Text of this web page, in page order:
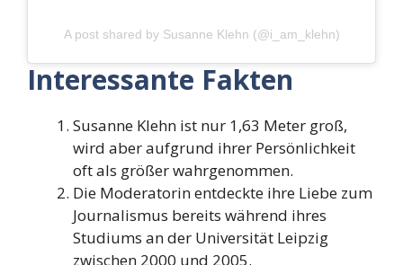
A post shared by Susanne Klehn (@i_am_klehn)
Interessante Fakten
Susanne Klehn ist nur 1,63 Meter groß,
wird aber aufgrund ihrer Persönlichkeit
oft als größer wahrgenommen.
Die Moderatorin entdeckte ihre Liebe zum
Journalismus bereits während ihres
Studiums an der Universität Leipzig
zwischen 2000 und 2005.